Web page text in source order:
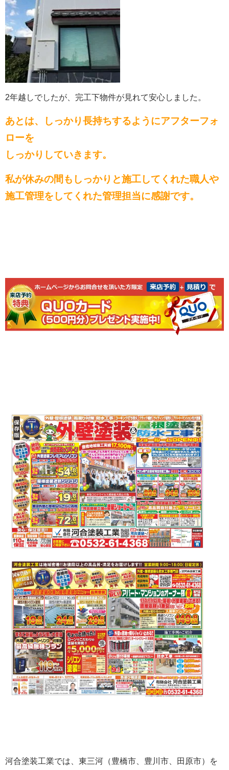
2年越しでしたが、完工下物件が見れて安心しました。
あとは、しっかり長持ちするようにアフターフォ
ローを
しっかりしていきます。
私が休みの間もしっかりと施工してくれた職人や
施工管理をしてくれた管理担当に感謝です。
河合塗装工業では、東三河（豊橋市、豊川市、田原市）を